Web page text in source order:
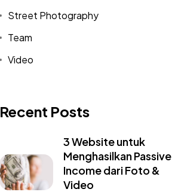
Street Photography
Team
Video
Recent Posts
3 Website untuk
Menghasilkan Passive
Income dari Foto &
Video